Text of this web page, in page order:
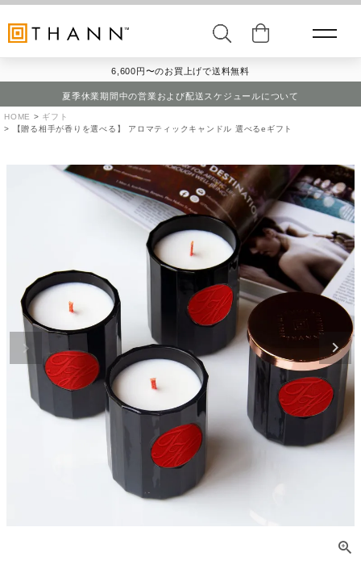
6,600円〜のお買上げで送料無料
夏季休業期間中の営業および配送スケジュールについて
HOME
ギフト
【贈る相手が香りを選べる】 アロマティックキャンドル 選べるeギフト